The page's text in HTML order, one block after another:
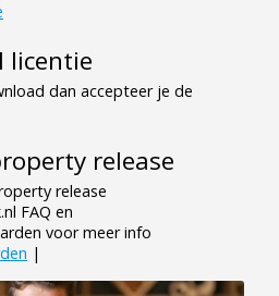
licentie
dan accepteer je de
release
release
FAQ en
voor meer info
|